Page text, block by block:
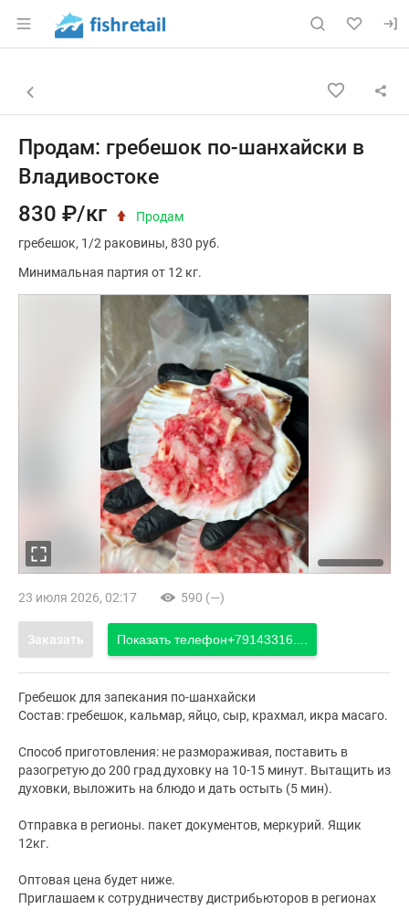
Раздел навигации по сайту fishretail.ru
Объявление: Продам:
Навигация и управление объявлением
Назад к списку объявлений
Продам: гребешок по-шанхайски в
Владивостоке
830 ₽/кг
Продам
гребешок 1/2 раковины 830 руб.
Минимальная партия от 12 кг.
23 июля 2026, 02:17 590 (—)
Заказать Показать телефон+79143316....
Гребешок для запекания по-шанхайски
Состав: гребешок, кальмар, яйцо, сыр, крахмал, икра масаго.
Способ приготовления: не размораживая, поставить в
разогретую до 200 град духовку на 10-15 минут. Вытащить из
духовки, выложить на блюдо и дать остыть (5 мин).
Отправка в регионы. пакет документов, меркурий. Ящик
12кг.
Оптовая цена будет ниже.
Приглашаем к сотрудничеству дистрибьюторов в регионах